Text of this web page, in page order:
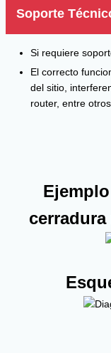
Soporte
Si requiere
El correcto
del sitio,
router, entre otros.